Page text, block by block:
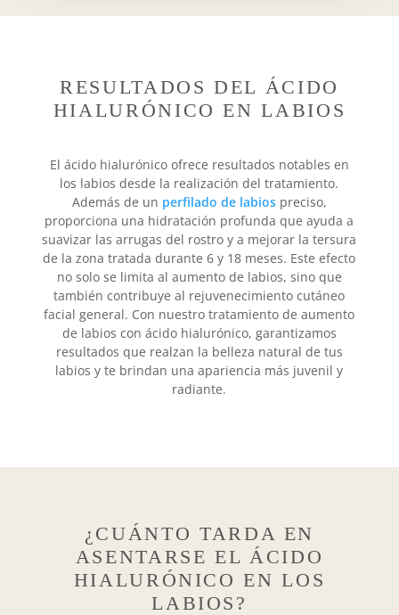
RESULTADOS DEL ÁCIDO
HIALURÓNICO EN LABIOS
El ácido hialurónico ofrece resultados notables en
los labios desde la realización del tratamiento.
Además de un perfilado de labios preciso,
proporciona una hidratación profunda que ayuda a
suavizar las arrugas del rostro y a mejorar la tersura
de la zona tratada durante 6 y 18 meses. Este efecto
no solo se limita al aumento de labios, sino que
también contribuye al rejuvenecimiento cutáneo
facial general. Con nuestro tratamiento de aumento
de labios con ácido hialurónico, garantizamos
resultados que realzan la belleza natural de tus
labios y te brindan una apariencia más juvenil y
radiante.
¿CUÁNTO TARDA EN
ASENTARSE EL ÁCIDO
HIALURÓNICO EN LOS
LABIOS?